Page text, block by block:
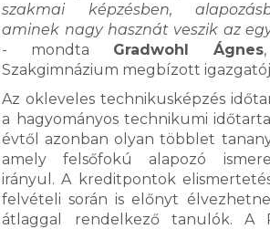
szakmai képzésben,
aminek nagy hasznát veszik az
- mondta Gradwohl Ágnes
Szakgimnázium megbízott
Az okleveles technikusképzés
a hagyományos technikumi
évtől azonban olyan többlet
amely felsőfokú alapozó
irányul. A kreditpontok
felvételi során is előnyt
átlaggal rendelkező tanulók. A